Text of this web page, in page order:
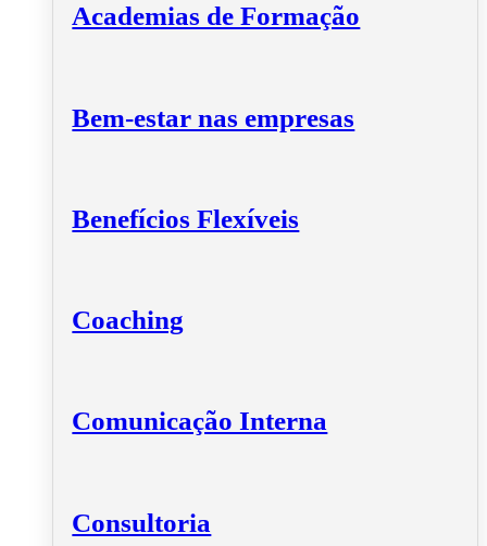
Academias de Formação
Bem-estar nas empresas
Benefícios Flexíveis
Coaching
Comunicação Interna
Consultoria